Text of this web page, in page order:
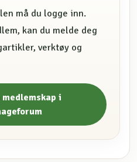
må du logge inn.
kan du melde deg
verktøy og
i